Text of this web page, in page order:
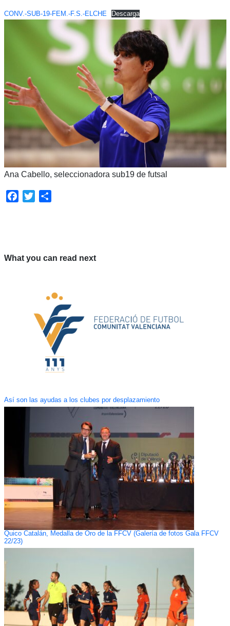
CONV.-SUB-19-FEM.-F.S.-ELCHE Descarga
Ana Cabello, seleccionadora sub19 de futsal
Facebook
Twitter
What you can read next
Así son las ayudas a los clubes por desplazamiento
Quico Catalán, Medalla de Oro de la FFCV (Galería de fotos Gala FFCV
22/23)